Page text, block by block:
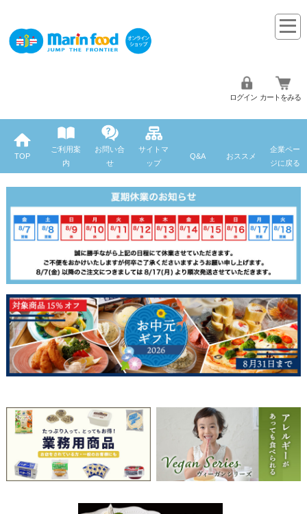
ログイン カートをみる
TOP
ご利用案
内
お問い合
せ
サイトマ
ップ
Q&A おススメ
企業ペー
ジに戻る